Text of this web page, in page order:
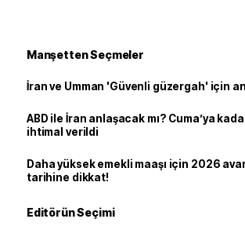
Manşetten Seçmeler
İran ve Umman 'Güvenli güzergah' için
ABD ile İran anlaşacak mı? Cuma’ya
ihtimal verildi
Daha yüksek emekli maaşı için 2026
tarihine dikkat!
Editörün Seçimi